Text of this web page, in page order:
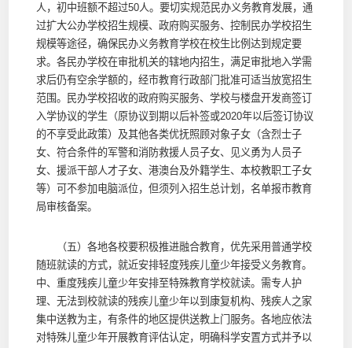
人，初中班额不超过50人。要切实规范民办义务教育发展，通
过扩大公办学校招生规模、政府购买服务、控制民办学校招生
规模等途径，确保民办义务教育学校在校生比例达到规定要
求。各民办学校在审批机关的辖地内招生，满足审批地入学需
求后仍有空余学额的，经市教育行政部门批准可适当放宽招生
范围。民办学校招收的政府购买服务、学校与楼盘开发商签订
入学协议的学生（原协议到期以后补签或2020年以后签订协议
的不享受此政策）及其他各类优抚照顾对象子女（含烈士子
女、符合条件的军警和消防救援人员子女、见义勇为人员子
女、援派干部人才子女、港澳台及外籍学生、本校教职工子女
等）可不参加电脑派位，但须列入招生总计划，名单报市教育
局审核备案。
（五）各地各校要积极推进融合教育，优先采用普通学校
随班就读的方式，就近安排轻度残疾儿童少年接受义务教育。
中、重度残疾儿童少年安排至特殊教育学校就读。需专人护
理、无法到校就读的残疾儿童少年以到康复机构、残疾人之家
集中送教为主，有条件的地区提供送教上门服务。各地应依法
对特殊儿童少年开展教育评估认定，明确科学安置方式并予以